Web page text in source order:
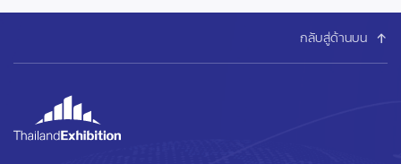
กลับสู่ด้านบน